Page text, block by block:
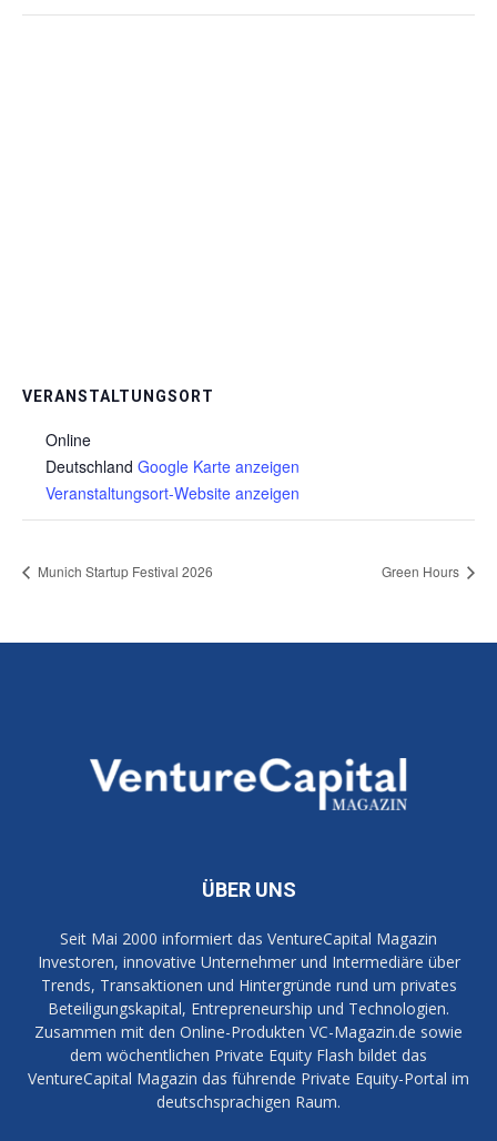
VERANSTALTUNGSORT
Online
Deutschland Google Karte anzeigen
Veranstaltungsort-Website anzeigen
Munich Startup Festival 2026 Green Hours
ÜBER UNS
Seit Mai 2000 informiert das VentureCapital Magazin
Investoren, innovative Unternehmer und Intermediäre über
Trends, Transaktionen und Hintergründe rund um privates
Beteiligungskapital, Entrepreneurship und Technologien.
Zusammen mit den Online-Produkten VC-Magazin.de sowie
dem wöchentlichen Private Equity Flash bildet das
VentureCapital Magazin das führende Private Equity-Portal im
deutschsprachigen Raum.